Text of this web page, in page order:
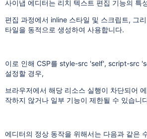
사이냅 에디터는 리치 텍스트 편집 기능의 특
편집 과정에서 inline 스타일 및 스크립트, 그
타일을 동적으로 생성하여 사용합니다.
이로 인해 CSP를 style-src 'self', script-src
설정할 경우,
브라우저에서 해당 리소스 실행이 차단되어
작하지 않거나 일부 기능이 제한될 수 있습니
에디터의 정상 동작을 위해서는 다음과 같은